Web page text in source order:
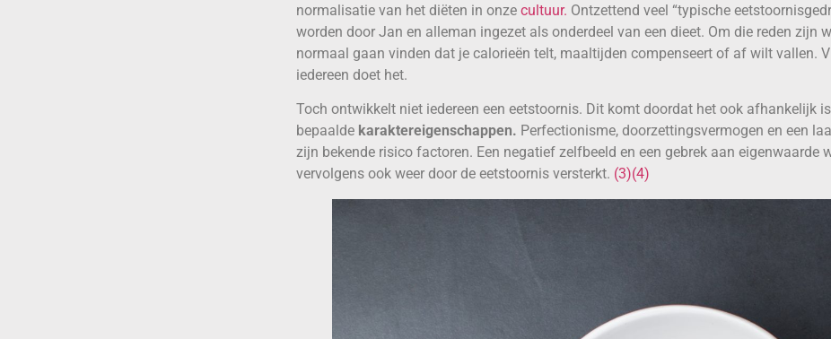
normalisatie van het diëten in onze cultuur. Ontzettend veel “typische
worden door Jan en alleman ingezet als onderdeel van een dieet. Om die reden zijn
normaal gaan vinden dat je calorieën telt, maaltijden compenseert of af wilt vallen.
iedereen doet het.
Toch ontwikkelt niet iedereen een eetstoornis. Dit komt doordat het ook afhankelijk
bepaalde karaktereigenschappen. Perfectionisme, doorzettingsvermogen en een
zijn bekende risico factoren. Een negatief zelfbeeld en een gebrek aan eigenwaarde
vervolgens ook weer door de eetstoornis versterkt. (3)(4)